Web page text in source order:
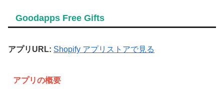
Goodapps Free Gifts
アプリURL: Shopify アプリストアで見る
アプリの概要